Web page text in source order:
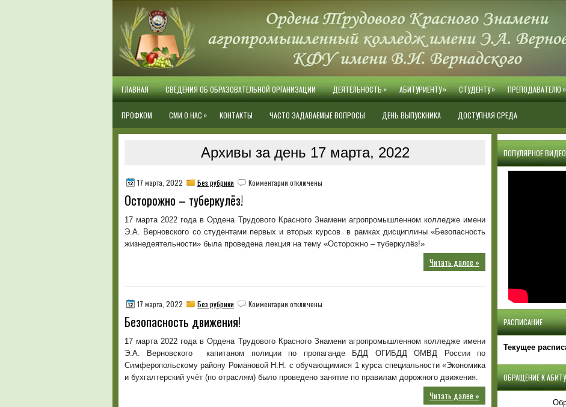
ГЛАВНАЯ СВЕДЕНИЯ ОБ ОБРАЗОВАТЕЛЬНОЙ ОРГАНИЗАЦИИ ДЕЯТЕЛЬНОСТЬ» АБИТУРИЕНТУ» СТУДЕНТУ» ПРЕПОДАВАТЕЛЮ»
ПРОФКОМ СМИ О НАС » КОНТАКТЫ ЧАСТО ЗАДАВАЕМЫЕ ВОПРОСЫ ДЕНЬ ВЫПУСКНИКА ДОСТУПНАЯ СРЕДА
Архивы за день 17 марта, 2022
17 марта, 2022 Без рубрики Комментарии к
туберкулёз!
отключены
Осторожно – туберкулёз!
17 марта 2022 года в Ордена Трудового Красного Знамени агропромышленном колледже имени
Э.А. Верновского со студентами первых и вторых курсов в рамках дисциплины «Безопасность
жизнедеятельности» была проведена лекция на тему «Осторожно – туберкулёз!»
Читать далее »
17 марта, 2022 Без рубрики Комментарии к
движения!
отключены
Безопасность движения!
17 марта 2022 года в Ордена Трудового Красного Знамени агропромышленном колледже имени
Э.А. Верновского капитаном полиции по пропаганде БДД ОГИБДД ОМВД России по
Симферопольскому району Романовой Н.Н. с обучающимися 1 курса специальности «Экономика
и бухгалтерский учёт (по отраслям) было проведено занятие по правилам дорожного движения.
Читать далее »
ПОПУЛЯРНОЕ ВИДЕО
РАСПИСАНИЕ
Текущее
ОБРАЩЕНИЕ К